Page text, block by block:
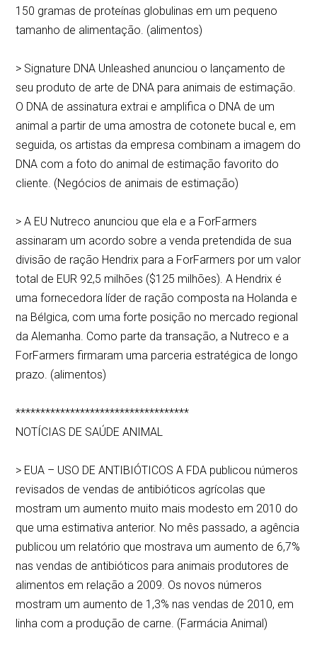
150 gramas de proteínas globulinas em um pequeno
tamanho de alimentação. (alimentos)
> Signature DNA Unleashed anunciou o lançamento de
seu produto de arte de DNA para animais de estimação.
O DNA de assinatura extrai e amplifica o DNA de um
animal a partir de uma amostra de cotonete bucal e, em
seguida, os artistas da empresa combinam a imagem do
DNA com a foto do animal de estimação favorito do
cliente. (Negócios de animais de estimação)
> A EU Nutreco anunciou que ela e a ForFarmers
assinaram um acordo sobre a venda pretendida de sua
divisão de ração Hendrix para a ForFarmers por um valor
total de EUR 92,5 milhões ($125 milhões). A Hendrix é
uma fornecedora líder de ração composta na Holanda e
na Bélgica, com uma forte posição no mercado regional
da Alemanha. Como parte da transação, a Nutreco e a
ForFarmers firmaram uma parceria estratégica de longo
prazo. (alimentos)
***********************************
NOTÍCIAS DE SAÚDE ANIMAL
> EUA – USO DE ANTIBIÓTICOS A FDA publicou números
revisados de vendas de antibióticos agrícolas que
mostram um aumento muito mais modesto em 2010 do
que uma estimativa anterior. No mês passado, a agência
publicou um relatório que mostrava um aumento de 6,7%
nas vendas de antibióticos para animais produtores de
alimentos em relação a 2009. Os novos números
mostram um aumento de 1,3% nas vendas de 2010, em
linha com a produção de carne. (Farmácia Animal)